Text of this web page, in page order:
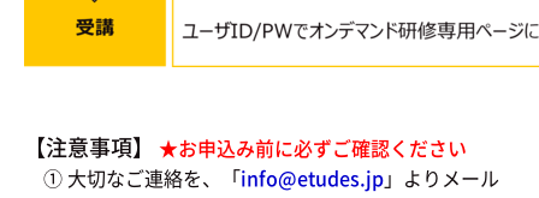
【注意事項】
★お申込み前に必ずご確認ください
① 大切なご連絡を、「info@etudes.jp」よりメール